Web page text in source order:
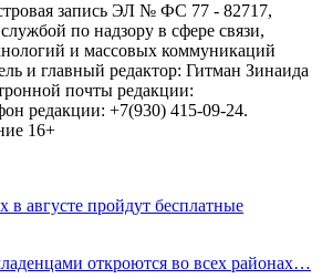
запись ЭЛ № ФС 77 - 82717,
по надзору в сфере связи,
и массовых коммуникаций
и главный редактор: Гитман Зинаида
почты редакции:
редакции: +7(930) 415-09-24.
16+
в августе пройдут бесплатные
откроются во всех районах…